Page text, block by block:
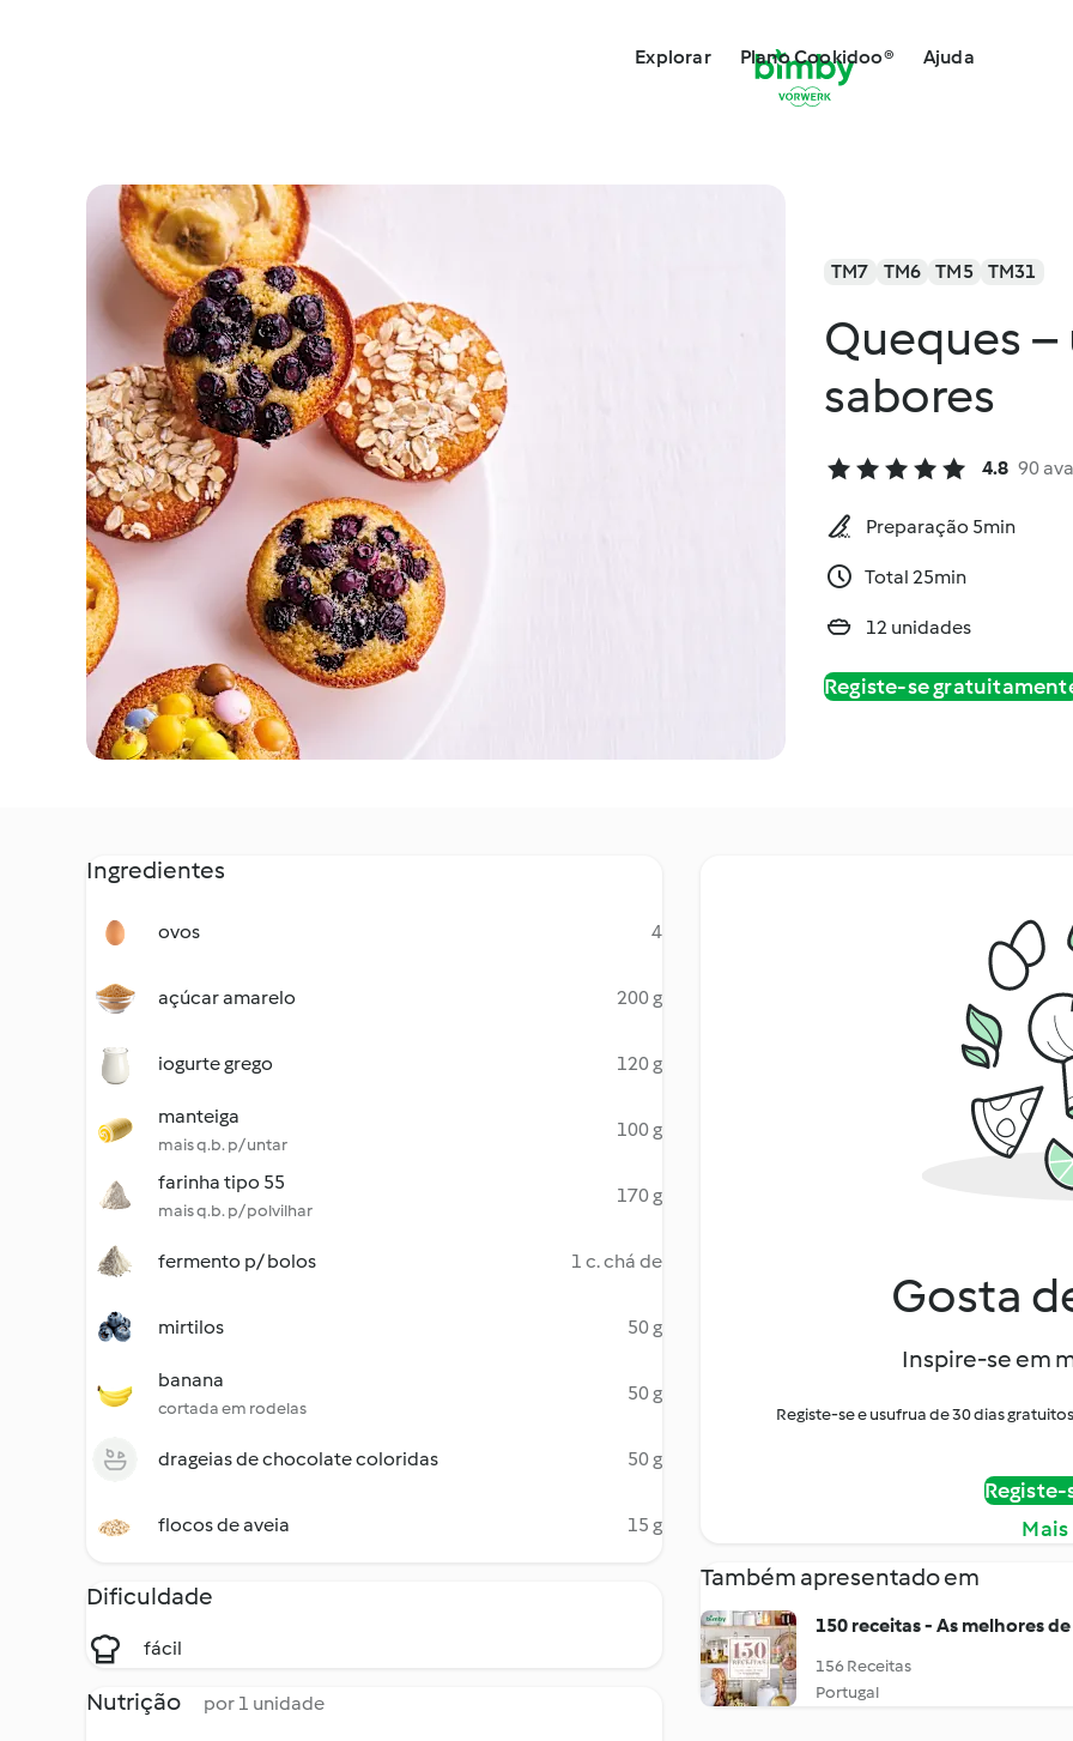
Explorar Plano Cookidoo® Ajuda
TM7 TM6 TM5 TM31
Queques –
sabores
4.8 90
Preparação 5min
Total 25min
12 unidades
Registe-se
Ingredientes
ovos 4
açúcar amarelo 200 g
iogurte grego 120 g
manteiga
mais q.b. p/ untar
100 g
farinha tipo 55
mais q.b. p/ polvilhar
170 g
fermento p/ bolos 1 c. chá de
mirtilos 50 g
banana
cortada em rodelas
50 g
drageias de chocolate coloridas 50 g
flocos de aveia 15 g
Dificuldade
fácil
Nutrição por 1 unidade
Gosta
Inspire-se em
Registe-se e usufrua de 30 dias
Também apresentado em
150 receitas - As melhores
156 Receitas
Portugal